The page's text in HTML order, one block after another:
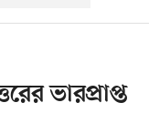
ভারপ্রাপ্ত